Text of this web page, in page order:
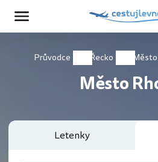
Průvodce Řecko
Město
Letenky